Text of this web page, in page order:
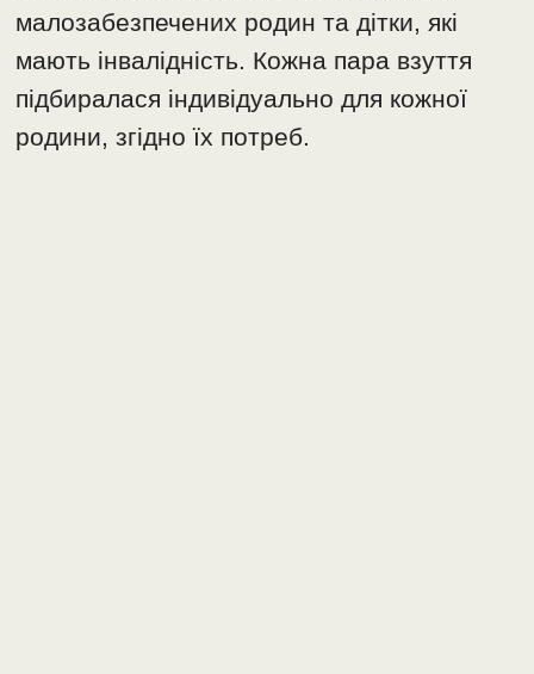
малозабезпечених родин та дітки, які
мають інвалідність. Кожна пара взуття
підбиралася індивідуально для кожної
родини, згідно їх потреб.